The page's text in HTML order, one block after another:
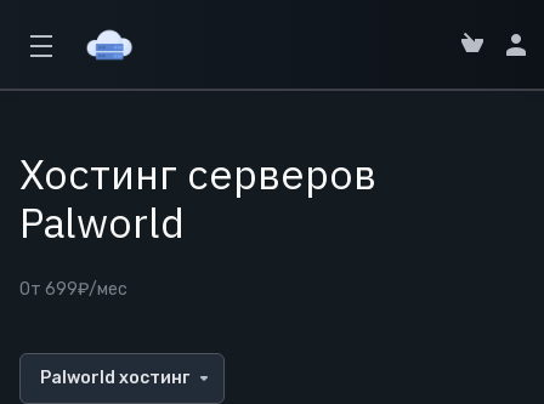
Хостинг серверов
Palworld
От 699₽/мес
Palworld хостинг